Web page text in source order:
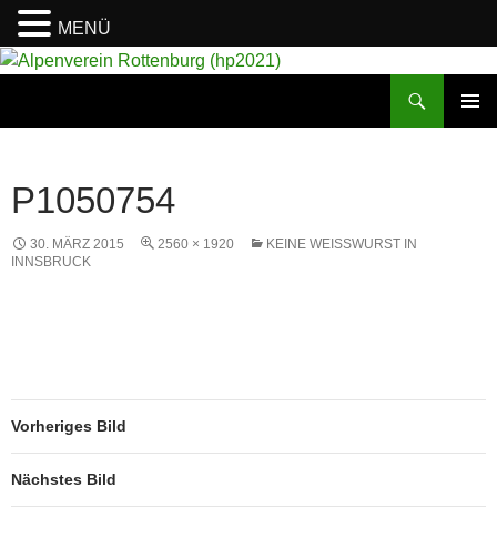
P1050754
30. MÄRZ 2015 2560 × 1920
KEINE WEISSWURST IN I
NNSBRUCK
Vorheriges Bild
Nächstes Bild
MENÜ